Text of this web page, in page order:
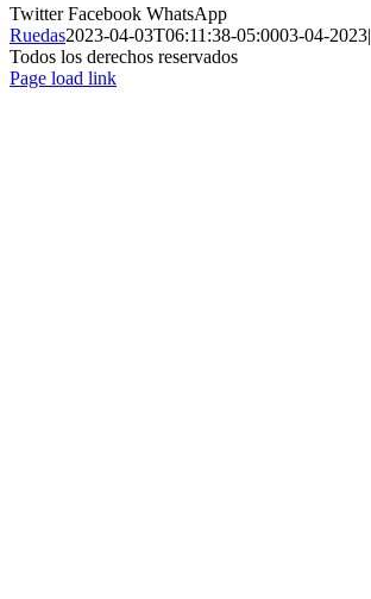
TwitterFacebook WhatsApp
Ruedas2023-04-03T06:11:38-05:0003-04-2023|
Todos los derechos reservados
Page load link